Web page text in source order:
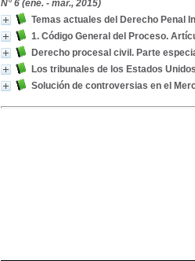
N° 6 (ene. - mar., 2015)
Temas actuales del Derecho Penal
1. Código General del Proceso.
Derecho procesal civil. Parte
Los tribunales de los Estados
Solución de controversias en el